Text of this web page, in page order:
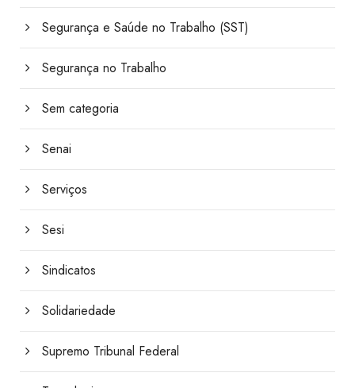
Segurança e Saúde no Trabalho (SST)
Segurança no Trabalho
Sem categoria
Senai
Serviços
Sesi
Sindicatos
Solidariedade
Supremo Tribunal Federal